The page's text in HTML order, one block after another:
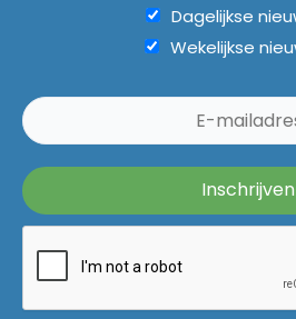
Dagelijkse
Wekelijkse